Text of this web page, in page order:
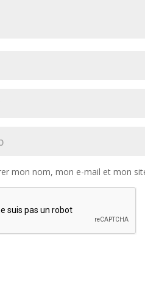
mon nom, mon e-mail et mon